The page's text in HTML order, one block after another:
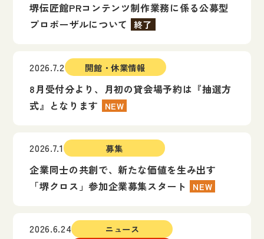
堺伝匠館PRコンテンツ制作業務に係る公募型
プロポーザルについて
終了
2026.7.2 開館・休業情報
8月受付分より、月初の貸会場予約は『抽選方
式』となります
NEW
2026.7.1 募集
企業同士の共創で、新たな価値を生み出す
「堺クロス」参加企業募集スタート
NEW
2026.6.24
ニュース